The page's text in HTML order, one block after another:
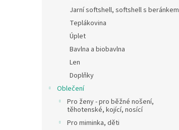
Jarní softshell, softshell s beránkem
Teplákovina
Úplet
Bavlna a biobavlna
Len
Doplňky
Oblečení
Pro ženy - pro běžné nošení,
těhotenské, kojící, nosící
Pro miminka, děti